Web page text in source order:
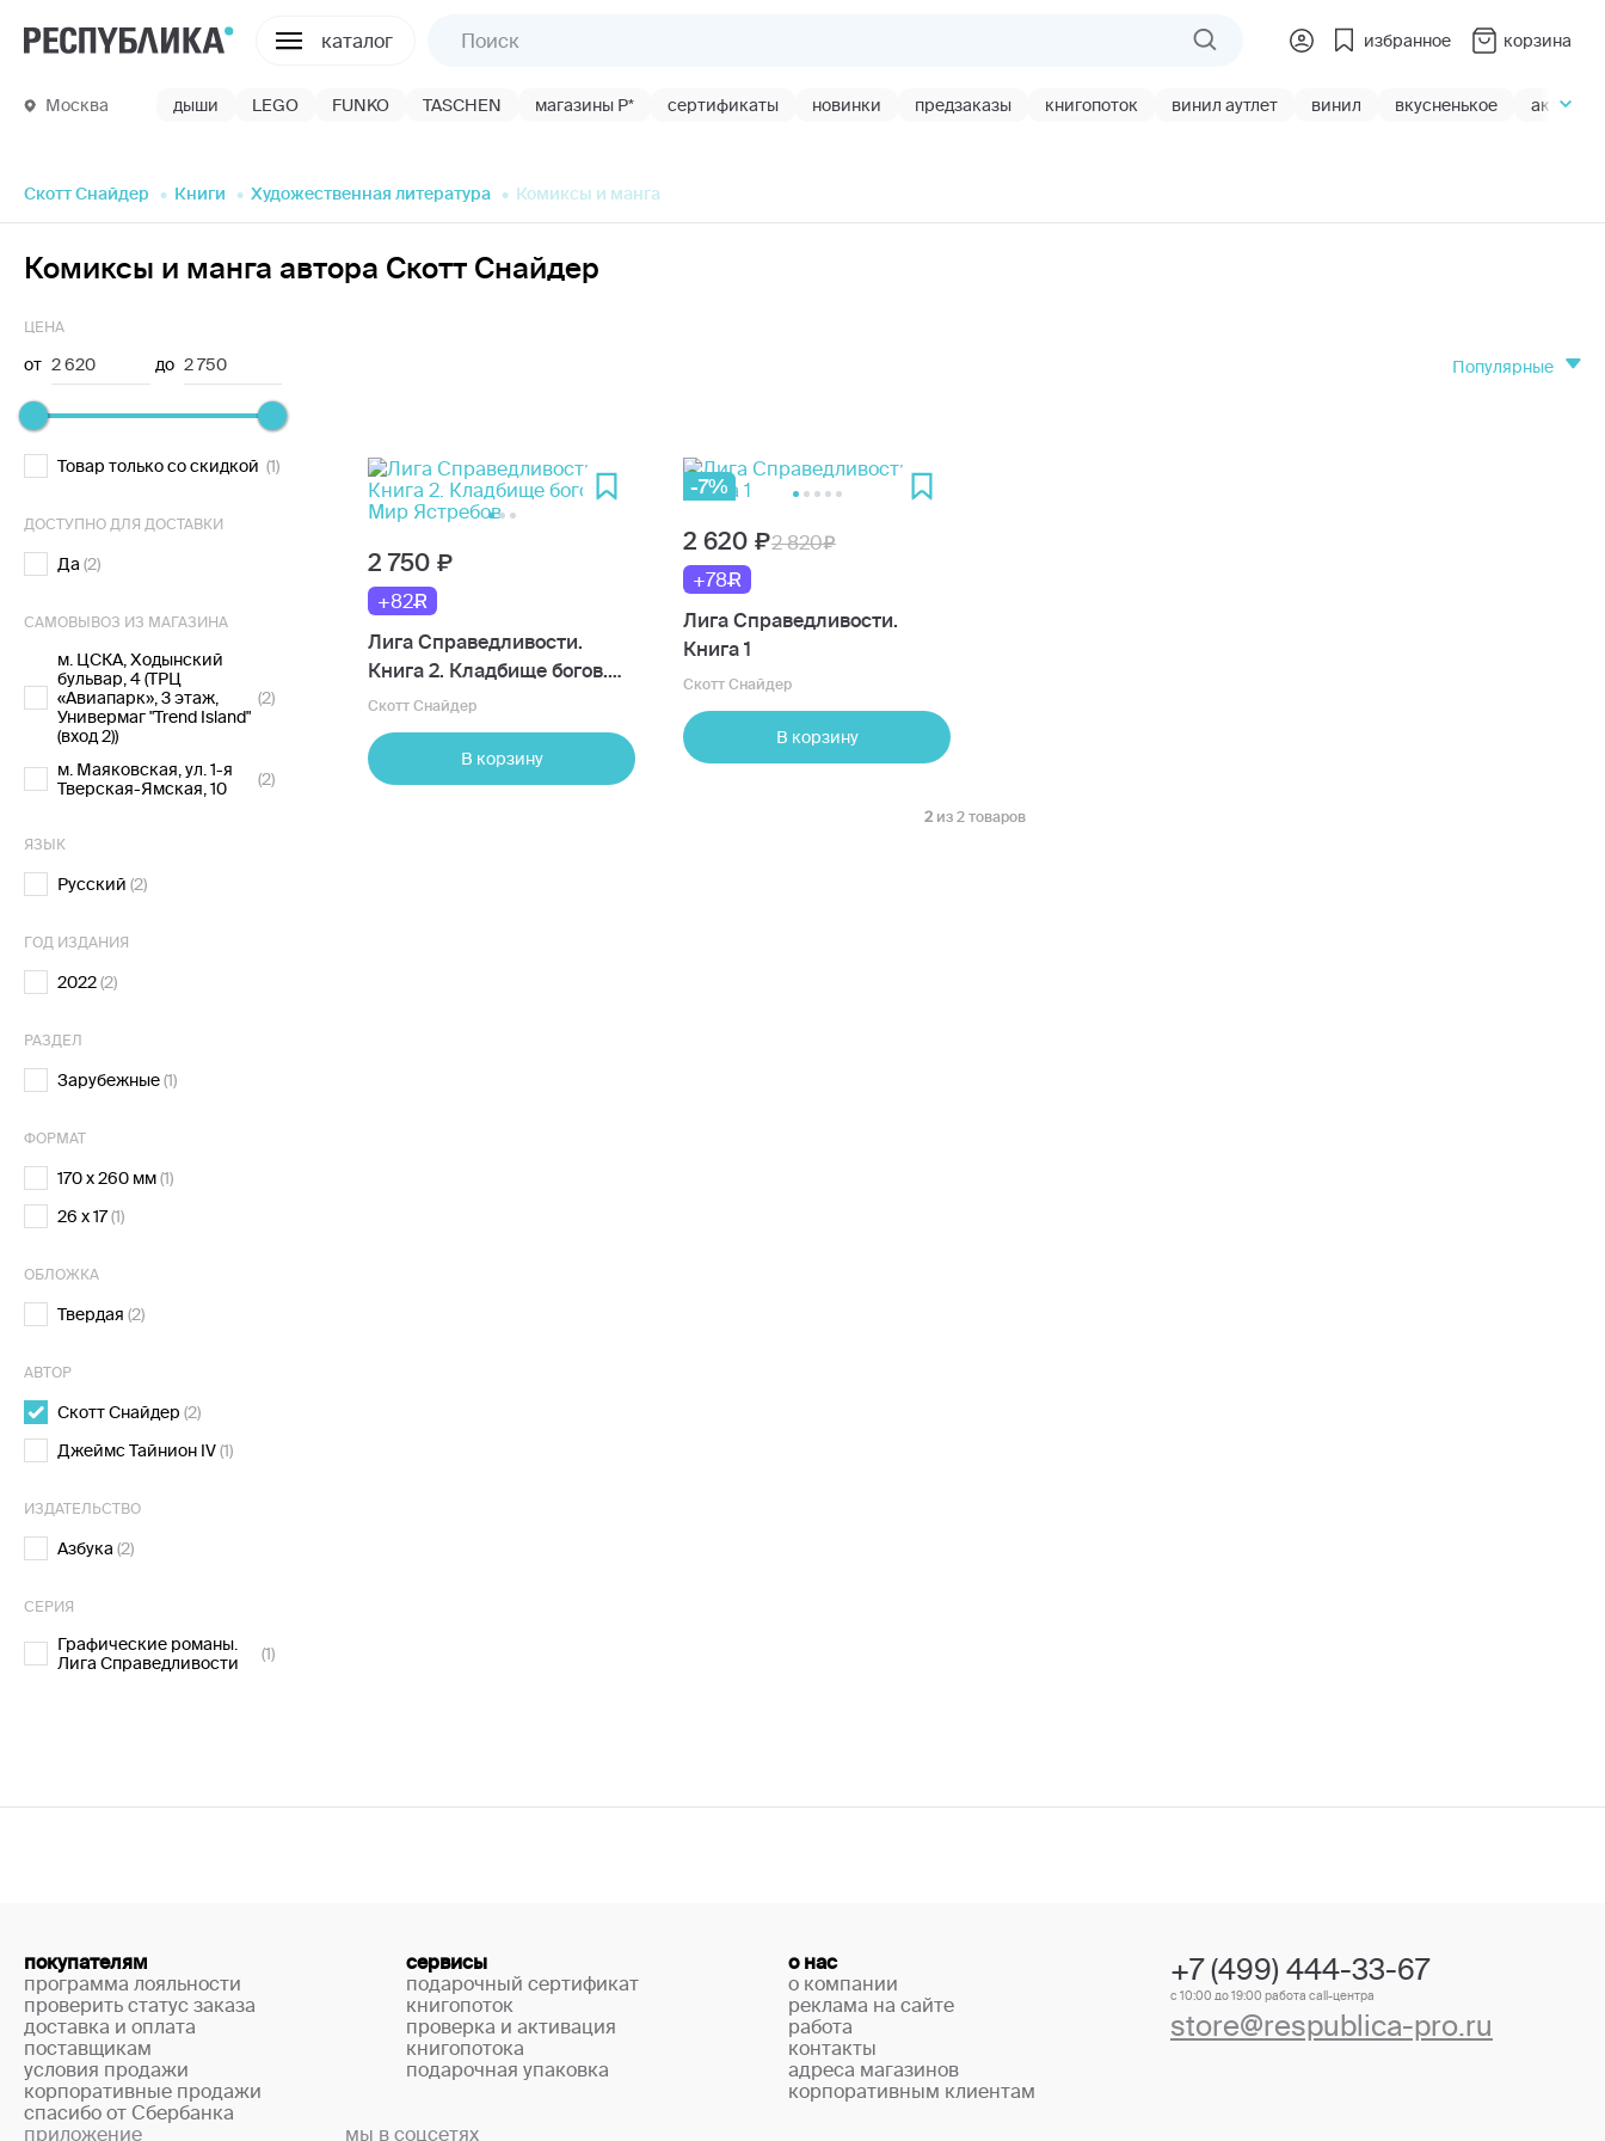
каталог избранное корзина
Москва дыши LEGO FUNKO TASCHEN магазины Р* сертификаты новинки предзаказы книгопоток винил аутлет винил вкусненькое акции
Скотт Снайдер Книги Художественная литература Комиксы и манга
Комиксы и манга автора Скотт Снайдер
ЦЕНА
от 2 620 до 2 750
Товар только со скидкой (1)
ДОСТУПНО ДЛЯ ДОСТАВКИ
Да (2)
САМОВЫВОЗ ИЗ МАГАЗИНА
м. ЦСКА, Ходынский
бульвар, 4 (ТРЦ
«Авиапарк», 3 этаж,
Универмаг "Trend Island"
(вход 2))
(2)
м. Маяковская, ул. 1-я
Тверская-Ямская, 10
(2)
ЯЗЫК
Русский (2)
ГОД ИЗДАНИЯ
2022(2)
РАЗДЕЛ
Зарубежные(1)
ФОРМАТ
170 х 260 мм(1)
26 х 17(1)
ОБЛОЖКА
Твердая (2)
АВТОР
Скотт Снайдер (2)
Джеймс Тайнион IV(1)
ИЗДАТЕЛЬСТВО
Азбука (2)
СЕРИЯ
Графические романы.
Лига Справедливости
(1)
популярные
2 750
+82
Лига Справедливости.
Книга 2. Кладбище богов.
Мир Ястребов
Скотт Снайдер
В корзину
-7%
2 620
2 820
+78
Лига Справедливости.
Книга 1
Скотт Снайдер
В корзину
2 из 2 товаров
покупателям
программа лояльности
проверить статус заказа
доставка и оплата
поставщикам
условия продажи
корпоративные продажи
спасибо от Сбербанка
сервисы
подарочный сертификат
книгопоток
проверка и активация
книгопотока
подарочная упаковка
о нас
о компании
реклама на сайте
работа
контакты
адреса магазинов
корпоративным клиентам
+7 (499) 444-33-67
с 10:00 до 19:00 работа call-центра
store@respublica-pro.ru
приложение мы в соцсетях